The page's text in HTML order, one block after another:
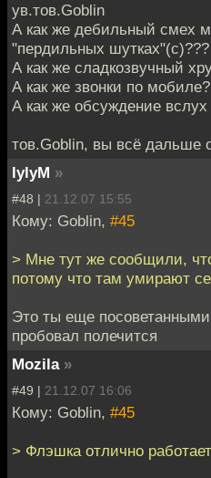
ув.тов.Goblin
А как же дебильный смех
"пердильных шутках"(с)???
А как же сладкозвучный
А как же звонки по мобиле?
А как же обсуждение
тов.Goblin, вы всё дальше
lylyM »
#48 | 21.12.07 15:55
Кому: Goblin, #45
> Мне тут же сообщили,
потому что там умирают
Это ты еще
пробовал полечится
Mozila »
#49 | 21.12.07 16:06
Кому: Goblin, #45
> Флэшка отлично